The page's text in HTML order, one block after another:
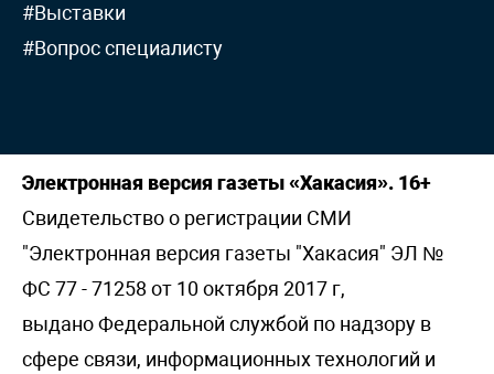
#Выставки
#Вопрос специалисту
Электронная версия газеты «Хакасия». 16+
Свидетельство о регистрации СМИ
"Электронная версия газеты "Хакасия" ЭЛ №
ФС 77 - 71258 от 10 октября 2017 г,
выдано Федеральной службой по надзору в
сфере связи, информационных технологий и